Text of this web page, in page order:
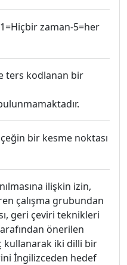
zaman-5=her
ters kodlanan bir
bir kesme noktası
ilişkin izin,
çalışma grubundan
geri çeviri teknikleri
önerilen
kullanarak iki dilli bir
İngilizceden hedef